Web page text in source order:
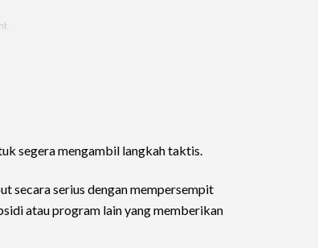
segera mengambil langkah taktis.
secara serius dengan mempersempit
atau program lain yang memberikan